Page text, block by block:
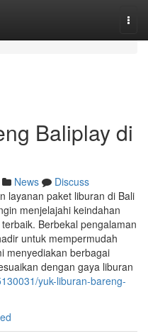
Baliplay di
News
Discuss
layanan paket liburan di Bali
menjelajahi keindahan
Berbekal pengalaman
untuk mempermudah
menyediakan berbagai
dengan gaya liburan
yuk-liburan-bareng-